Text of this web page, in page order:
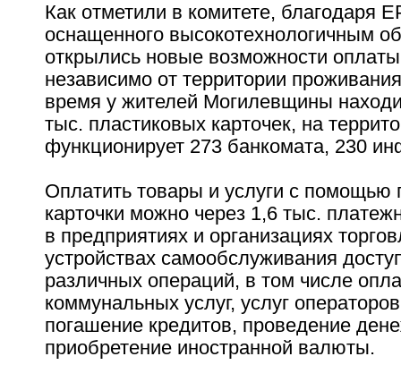
Как отметили в комитете, благодаря
оснащенного высокотехнологичным
открылись новые возможности оплаты
независимо от территории
время у жителей Могилевщины
тыс. пластиковых карточек, на
функционирует 273 банкомата, 230
Оплатить товары и услуги с помощью
карточки можно через 1,6 тыс.
в предприятиях и организациях
устройствах самообслуживания
различных операций, в том числе
коммунальных услуг, услуг
погашение кредитов, проведение
приобретение иностранной валюты.